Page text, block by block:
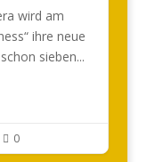
wird am
ihre neue
sieben...
 0